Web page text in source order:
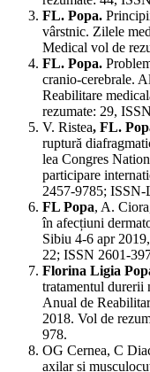
FL. Popa.
vârstnic. Zilele
Medical vol de
FL. Popa.
cranio-cerebrale.
Reabilitare
rezumate: 29,
V. Ristea, FL.
ruptură
lea Congres
participare
2457-9785; ISSN-
FL Popa, A.
în afecțiuni
Sibiu 4-6 apr
22; ISSN 2601-
Florina Ligia
tratamentul durerii
Anual de
2018. Vol de
978.
OG Cernea, C
axilar si